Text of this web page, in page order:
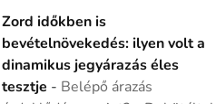
Zord időkben is
bevételnövekedés: ilyen volt a
dinamikus jegyárazás éles
tesztje - Belépő árazás